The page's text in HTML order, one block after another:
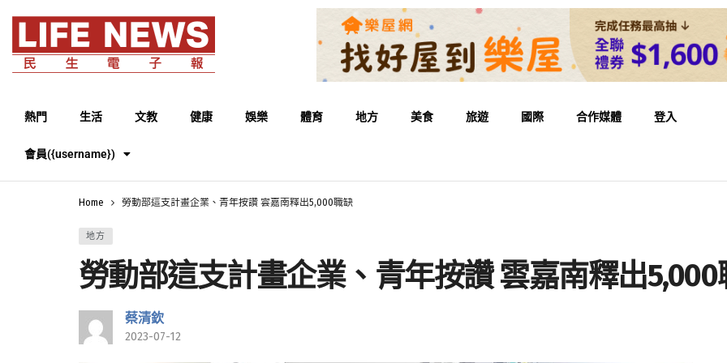
熱門 生活 文教 健康 娛樂 體育 地方 美食 旅遊 國際 合作媒體 登入
會員({username})
Home 勞動部這支計畫企業、青年按讚 雲嘉南釋出5,000職缺
地方
勞動部這支計畫企業、青年按讚 雲嘉南釋出5,000
蔡清欽
2023-07-12